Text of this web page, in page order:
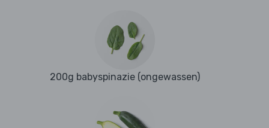
200g babyspinazie (ongewassen)